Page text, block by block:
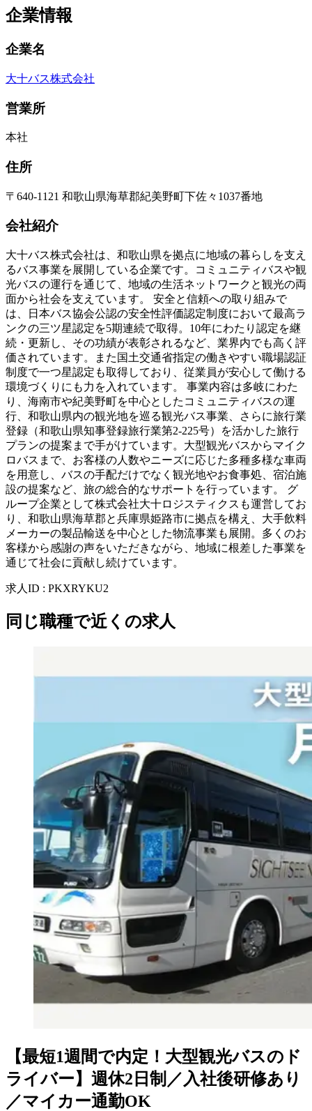
企業情報
企業名
大十バス株式会社
営業所
本社
住所
〒640-1121 和歌山県海草郡紀美野町下佐々1037番地
会社紹介
大十バス株式会社は、和歌山県を拠点に地域の暮らしを支え
るバス事業を展開している企業です。コミュニティバスや観
光バスの運行を通じて、地域の生活ネットワークと観光の両
面から社会を支えています。 安全と信頼への取り組みで
は、日本バス協会公認の安全性評価認定制度において最高ラ
ンクの三ツ星認定を5期連続で取得。10年にわたり認定を継
続・更新し、その功績が表彰されるなど、業界内でも高く評
価されています。また国土交通省指定の働きやすい職場認証
制度で一つ星認定も取得しており、従業員が安心して働ける
環境づくりにも力を入れています。 事業内容は多岐にわた
り、海南市や紀美野町を中心としたコミュニティバスの運
行、和歌山県内の観光地を巡る観光バス事業、さらに旅行業
登録（和歌山県知事登録旅行業第2-225号）を活かした旅行
プランの提案まで手がけています。大型観光バスからマイク
ロバスまで、お客様の人数やニーズに応じた多種多様な車両
を用意し、バスの手配だけでなく観光地やお食事処、宿泊施
設の提案など、旅の総合的なサポートを行っています。 グ
ループ企業として株式会社大十ロジスティクスも運営してお
り、和歌山県海草郡と兵庫県姫路市に拠点を構え、大手飲料
メーカーの製品輸送を中心とした物流事業も展開。多くのお
客様から感謝の声をいただきながら、地域に根差した事業を
通じて社会に貢献し続けています。
求人ID : PKXRYKU2
同じ職種で近くの求人
【最短1週間で内定！大型観光バスのド
ライバー】週休2日制／入社後研修あり
／マイカー通勤OK